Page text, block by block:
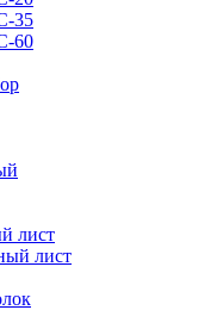
35
60
лист
лист